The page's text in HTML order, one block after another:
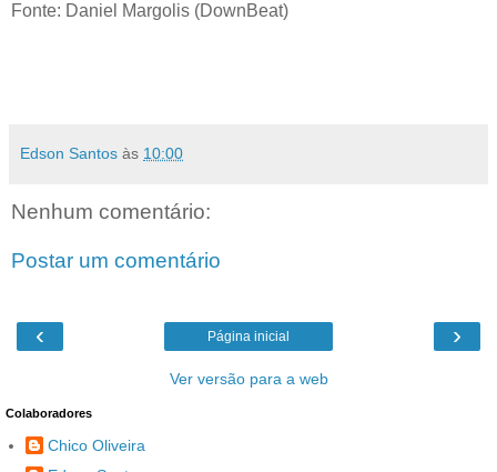
Fonte: Daniel Margolis (DownBeat)
Edson Santos às 10:00
Nenhum comentário:
Postar um comentário
‹ ›
Página inicial
Ver versão para a web
Colaboradores
Chico Oliveira